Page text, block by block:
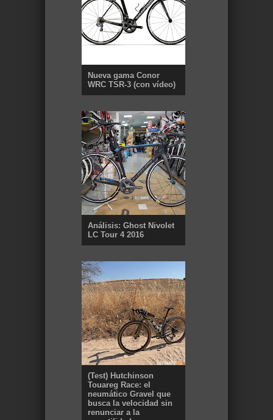
Nueva gama Conor
WRC TSR-3 (con vídeo)
Análisis: Ghost Nivolet
LC Tour 4 2016
(Test) Hutchinson
Touareg Race: el
neumático Gravel que
busca la velocidad sin
renunciar a la